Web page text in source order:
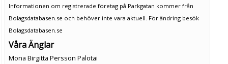
Informationen om registrerade företag på Parkgatan kommer från
Bolagsdatabasen.se och behöver inte vara aktuell. För ändring besök
Bolagsdatabasen.se
Våra Änglar
Mona Birgitta Persson Palotai